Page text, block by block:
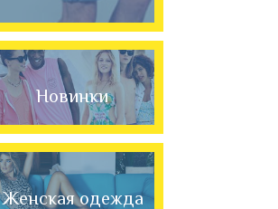
Новинки
Женская одежда